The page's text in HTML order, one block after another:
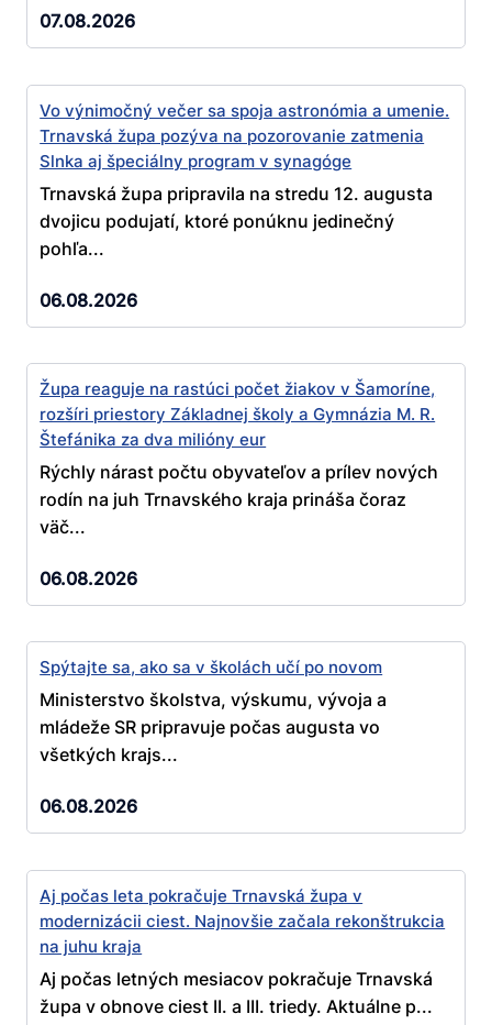
07.08.2026
Vo výnimočný večer sa spoja astronómia a umenie.
Trnavská župa pozýva na pozorovanie zatmenia
Slnka aj špeciálny program v synagóge
Trnavská župa pripravila na stredu 12. augusta
dvojicu podujatí, ktoré ponúknu jedinečný
pohľa...
06.08.2026
Župa reaguje na rastúci počet žiakov v Šamoríne,
rozšíri priestory Základnej školy a Gymnázia M. R.
Štefánika za dva milióny eur
Rýchly nárast počtu obyvateľov a prílev nových
rodín na juh Trnavského kraja prináša čoraz
väč...
06.08.2026
Spýtajte sa, ako sa v školách učí po novom
Ministerstvo školstva, výskumu, vývoja a
mládeže SR pripravuje počas augusta vo
všetkých krajs...
06.08.2026
Aj počas leta pokračuje Trnavská župa v
modernizácii ciest. Najnovšie začala rekonštrukcia
na juhu kraja
Aj počas letných mesiacov pokračuje Trnavská
župa v obnove ciest II. a III. triedy. Aktuálne p...